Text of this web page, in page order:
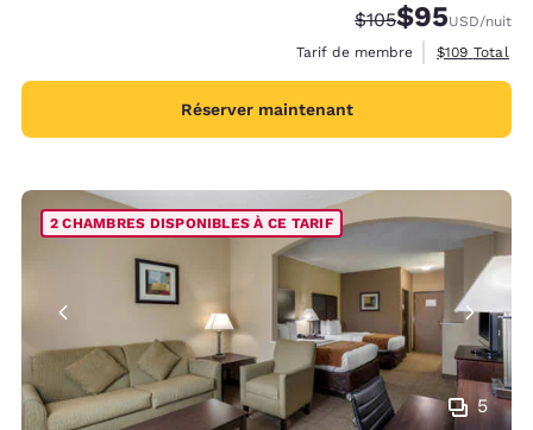
Tarif barré :
$105Tarif réduit :
$95USD/nuit
Tarif de membre
Afficher les
$109 Total
Réserver maintenant
5
2 CHAMBRES DISPONIBLES À CE TARIF